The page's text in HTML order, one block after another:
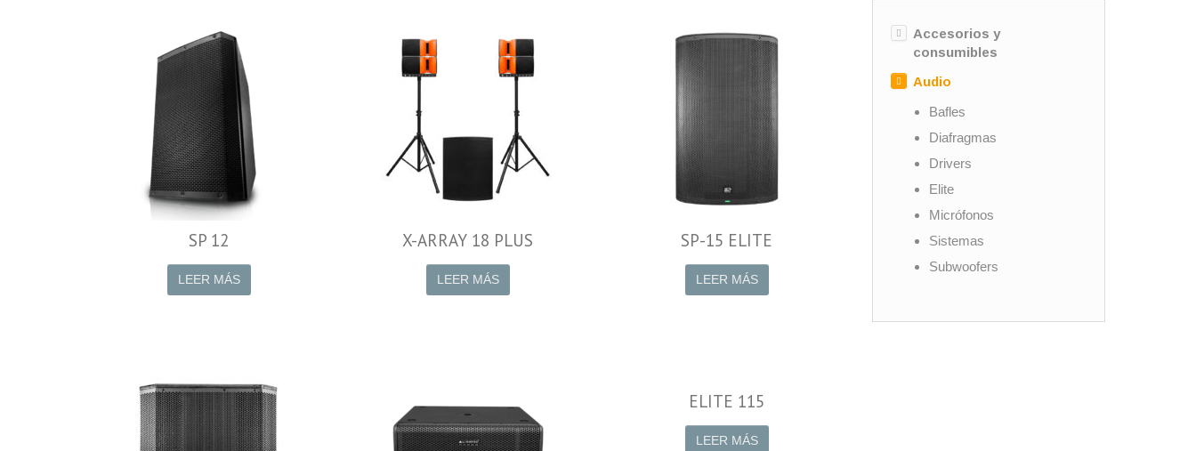
SP 12
LEER MÁS
X-ARRAY 18 PLUS
LEER MÁS
SP-15 ELITE
LEER MÁS
X-ARRAY 18 ADVANCED
LEER MÁS
ELITE 115
LEER MÁS
Accesorios y
consumibles
Audio
Bafles
Diafragmas
Drivers
Elite
Micrófonos
Sistemas
Subwoofers
Woofers